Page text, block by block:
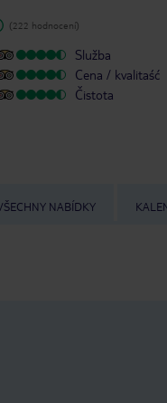
(222 hodnocení)
Služba
Cena / kvalitaść
Čistota
NABÍDKY